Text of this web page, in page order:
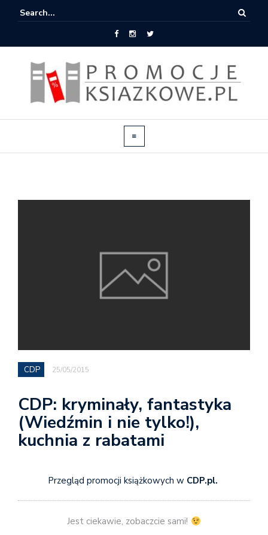
CDP 25/05/2015
CDP: kryminały, fantastyka
(Wiedźmin i nie tylko!),
kuchnia z rabatami
Przegląd promocji książkowych w CDP.pl.
Jest ciekawie, zobaczcie sami!